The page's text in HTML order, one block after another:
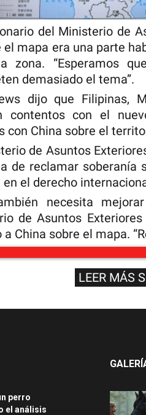
del Ministerio de
el mapa era una parte
zona. “Esperamos
demasiado el tema”.
dijo que Filipinas,
contentos con el
con China sobre el
de Asuntos
de reclamar
en el derecho
necesita
de Asuntos
a China sobre el mapa.
LEER MÁS
perro
el análisis